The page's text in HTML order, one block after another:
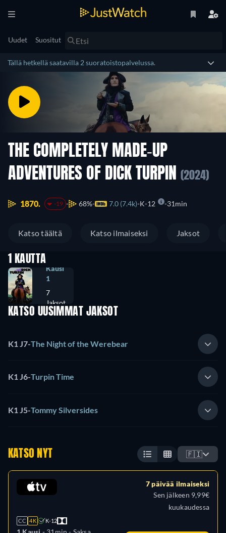
Uudet Suositut
Tällä hetkellä saatavilla 2 suoratoistopalvelussa.
THE COMPLETELY MADE-UP
ADVENTURES OF DICK TURPIN
(2024)
1870. -19 68% 7.0 (7.4k) K-12 31min
Katso täältä Katso ilmaiseksi Jaksot
1 KAUTTA
Kausi
1
7
Jaksot
KATSO UUSIMMAT JAKSOT
K1 J7-The Night of the Werebear
K1 J6-Turpin Time
K1 J5-Tommy Silversides
KATSO NYT 🇫🇮
CC 4K K-12
7 päivää ilmaiseksi
Sen jälkeen 9,99€
kuukaudessa